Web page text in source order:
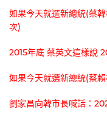
如果今天就選新總統(蔡
次)
2015年底 蔡英文這樣說
如果今天就選新總統(蔡
劉家昌向韓市長喊話：